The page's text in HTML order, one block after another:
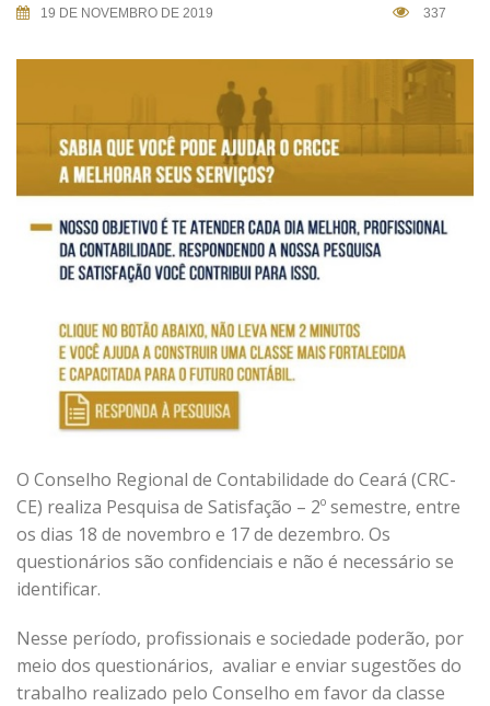
19 DE NOVEMBRO DE 2019 337
O Conselho Regional de Contabilidade do Ceará (CRC-
CE) realiza Pesquisa de Satisfação – 2º semestre, entre
os dias 18 de novembro e 17 de dezembro. Os
questionários são confidenciais e não é necessário se
identificar.
Nesse período, profissionais e sociedade poderão, por
meio dos questionários, avaliar e enviar sugestões do
trabalho realizado pelo Conselho em favor da classe